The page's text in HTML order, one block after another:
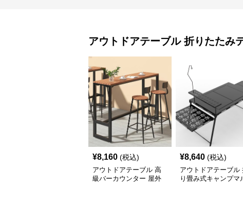
アウトドアテーブル 折りたたみ
¥8,160 (税込)
アウトドアテーブル 高
級バーカウンター 屋外
¥8,640 (税込)
アウトドアテーブル
り畳み式キャンプマ